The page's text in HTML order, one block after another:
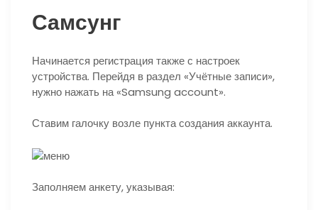
Самсунг
Начинается регистрация также с настроек
устройства. Перейдя в раздел «Учётные записи»,
нужно нажать на «Samsung account».
Ставим галочку возле пункта создания аккаунта.
Заполняем анкету, указывая: